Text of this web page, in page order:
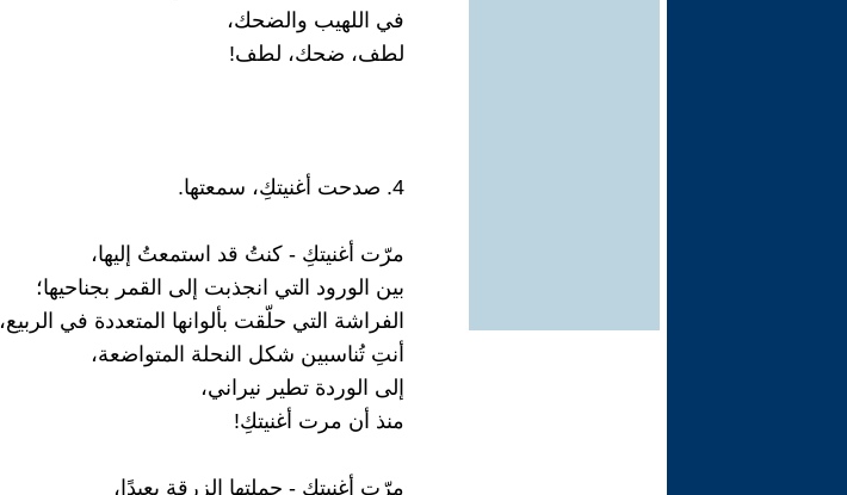
في اللهيب والضحك،
لطف، ضحك، لطف!
4. صدحت أغنيتكِ، سمعتها.
مرّت أغنيتكِ - كنتُ قد استمعتُ إليها،
بين الورود التي انجذبت إلى القمر بجناحيها؛
الفراشة التي حلّقت بألوانها المتعددة في الربيع،
أنتِ تُناسبين شكل النحلة المتواضعة،
إلى الوردة تطير نيراني،
منذ أن مرت أغنيتكِ!
مرّت أغنيتكِ - حملتها الزرقة بعيدًا،